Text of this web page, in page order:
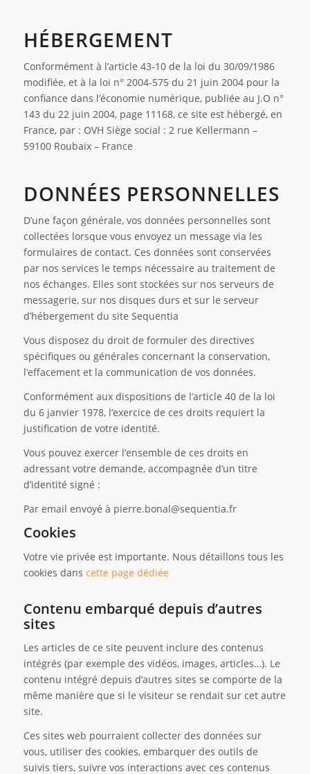
HÉBERGEMENT
Conformément à l’article 43-10 de la loi du 30/09/1986
modifiée, et à la loi n° 2004-575 du 21 juin 2004 pour la
confiance dans l’économie numérique, publiée au J.O n°
143 du 22 juin 2004, page 11168, ce site est hébergé, en
France, par : OVH Siège social : 2 rue Kellermann –
59100 Roubaix – France
DONNÉES PERSONNELLES
D’une façon générale, vos données personnelles sont
collectées lorsque vous envoyez un message via les
formulaires de contact. Ces données sont conservées
par nos services le temps nécessaire au traitement de
nos échanges. Elles sont stockées sur nos serveurs de
messagerie, sur nos disques durs et sur le serveur
d’hébergement du site Sequentia
Vous disposez du droit de formuler des directives
spécifiques ou générales concernant la conservation,
l’effacement et la communication de vos données.
Conformément aux dispositions de l’article 40 de la loi
du 6 janvier 1978, l’exercice de ces droits requiert la
justification de votre identité.
Vous pouvez exercer l’ensemble de ces droits en
adressant votre demande, accompagnée d’un titre
d’identité signé :
Par email envoyé à pierre.bonal@sequentia.fr
Cookies
Votre vie privée est importante. Nous détaillons tous les
cookies dans cette page dédiée
Contenu embarqué depuis d’autres
sites
Les articles de ce site peuvent inclure des contenus
intégrés (par exemple des vidéos, images, articles…). Le
contenu intégré depuis d’autres sites se comporte de la
même manière que si le visiteur se rendait sur cet autre
site.
Ces sites web pourraient collecter des données sur
vous, utiliser des cookies, embarquer des outils de
suivis tiers, suivre vos interactions avec ces contenus